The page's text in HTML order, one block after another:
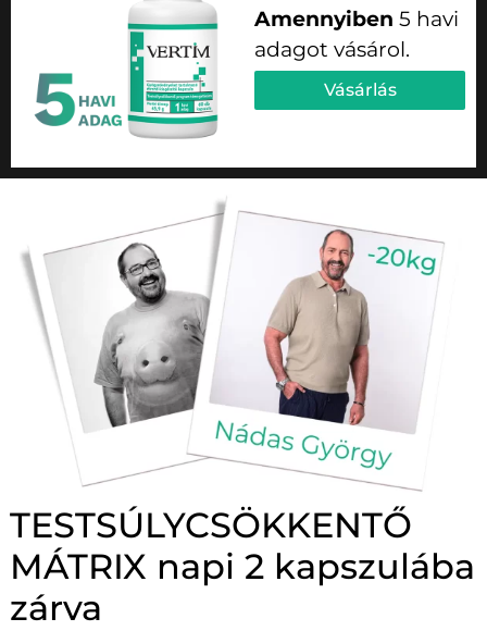
Amennyiben 5 havi
adagot vásárol.
Vásárlás
TESTSÚLYCSÖKKENTŐ
MÁTRIX napi 2 kapszulába
zárva